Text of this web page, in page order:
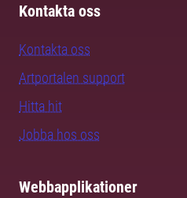
Kontakta oss
Kontakta oss
Artportalen support
Hitta hit
Jobba hos oss
Webbapplikationer